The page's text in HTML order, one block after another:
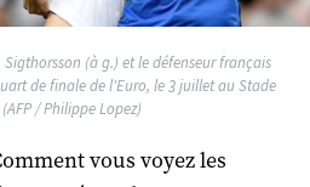
(à g.) et le défenseur français
de finale de l'Euro, le 3 juillet au Stade
/ Philippe Lopez)
vous voyez les